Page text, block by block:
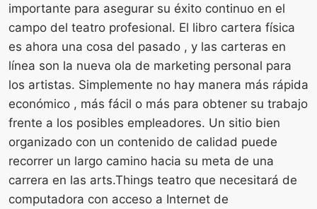
importante para asegurar su éxito continuo en el
campo del teatro profesional. El libro cartera física
es ahora una cosa del pasado , y las carteras en
línea son la nueva ola de marketing personal para
los artistas. Simplemente no hay manera más rápida
económico , más fácil o más para obtener su trabajo
frente a los posibles empleadores. Un sitio bien
organizado con un contenido de calidad puede
recorrer un largo camino hacia su meta de una
carrera en las arts.Things teatro que necesitará de
computadora con acceso a Internet de